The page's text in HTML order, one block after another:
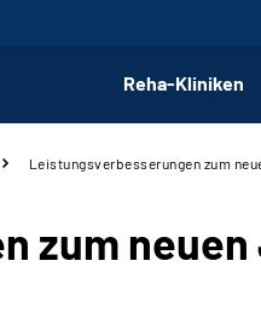
Reha-Kliniken
Leistungsverbesserungen zum
zum